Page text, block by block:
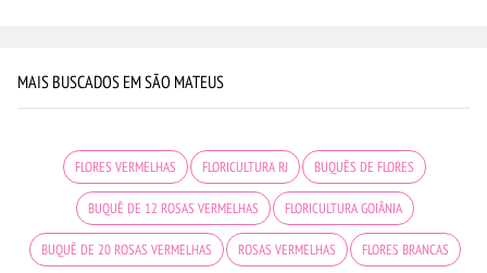
MAIS BUSCADOS EM SÃO MATEUS
FLORES VERMELHAS FLORICULTURA RJ BUQUÊS DE FLORES
BUQUÊ DE 12 ROSAS VERMELHAS FLORICULTURA GOIÂNIA
BUQUÊ DE 20 ROSAS VERMELHAS ROSAS VERMELHAS FLORES BRANCAS